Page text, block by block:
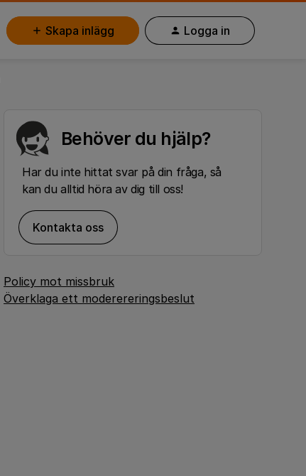
Skapa inlägg Logga in
Behöver du hjälp?
Har du inte hittat svar på din fråga, så
kan du alltid höra av dig till oss!
Kontakta oss
Policy mot missbruk
Överklaga ett moderereringsbeslut